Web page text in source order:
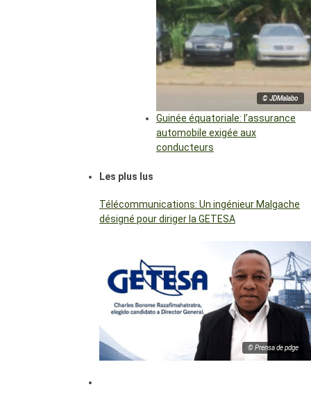
© JDMalabo
Guinée équatoriale: l’assurance
automobile exigée aux
conducteurs
Les plus lus
Télécommunications: Un ingénieur Malgache
désigné pour diriger la GETESA
© Prensa de pdge